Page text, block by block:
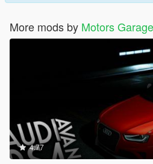
More mods by Motors
4.77